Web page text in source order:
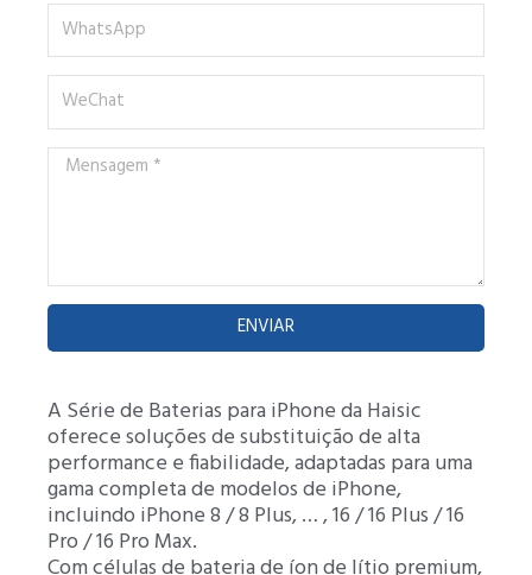
WhatsApp
WeChat
Mensagem
ENVIAR
A Série de Baterias para iPhone da Haisic
oferece soluções de substituição de alta
performance e fiabilidade, adaptadas para uma
gama completa de modelos de iPhone,
incluindo iPhone 8 / 8 Plus, … , 16 / 16 Plus / 16
Pro / 16 Pro Max.
Com células de bateria de íon de lítio premium,